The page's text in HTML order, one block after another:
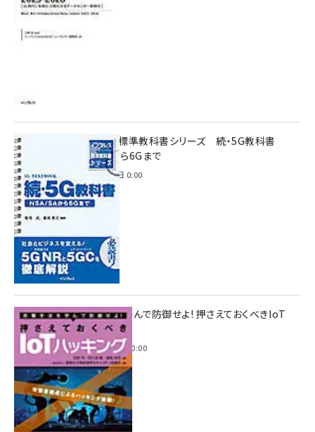
インプレス標準教科書シリーズ 続・5G教科書
NSA/SAから6Gまで
2023年4月3日 0:00
攻撃手法を学んで防御せよ! 押さえておくべきIoT
ハッキング
2022年6月14日 0:00